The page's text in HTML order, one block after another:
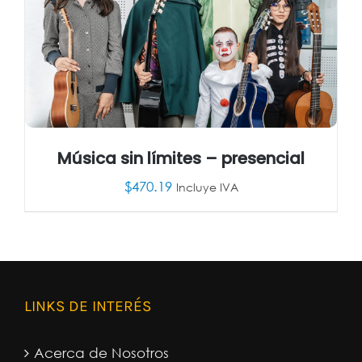
Música sin límites – presencial
$470.19 Incluye IVA
LINKS DE INTERÉS
Acerca de Nosotros